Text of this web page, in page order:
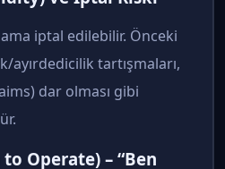
iptal edilebilir. Önceki
tartışmaları,
dar olması gibi
Operate) – “Ben